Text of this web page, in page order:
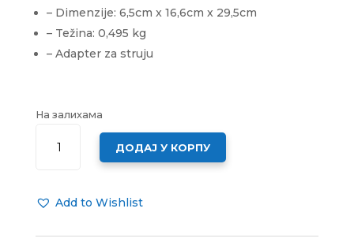
– Dimenzije: 6,5cm x 16,6cm x 29,5cm
– Težina: 0,495 kg
– Adapter za struju
На залихама
KALKULATORI
HR
ДОДАЈ У КОРПУ
Add to Wishlist